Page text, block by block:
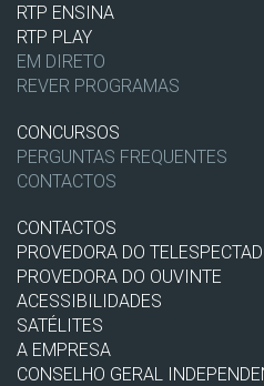
RTP ENSINA
RTP PLAY
EM DIRETO
REVER PROGRAMAS
CONCURSOS
PERGUNTAS FREQUENTES
CONTACTOS
CONTACTOS
PROVEDORA DO
PROVEDORA DO OUVINTE
ACESSIBILIDADES
SATÉLITES
A EMPRESA
CONSELHO GERAL